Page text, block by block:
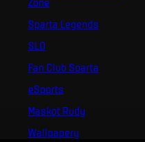
Sparta Legends
SLO
Fan Club Sparta
eSports
Maskot Rudy
Wallpapery